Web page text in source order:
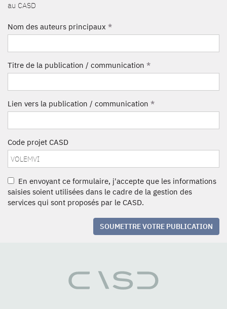
au CASD
Nom des auteurs principaux *
Titre de la publication / communication *
Lien vers la publication / communication *
Code projet CASD
En envoyant ce formulaire, j'accepte que les informations
saisies soient utilisées dans le cadre de la gestion des
services qui sont proposés par le CASD.
SOUMETTRE VOTRE PUBLICATION